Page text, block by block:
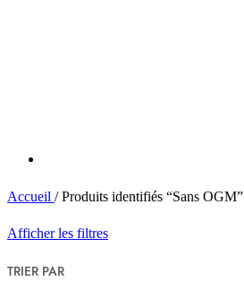
Accueil / Produits identifiés “Sans OGM”
Afficher les filtres
TRIER PAR